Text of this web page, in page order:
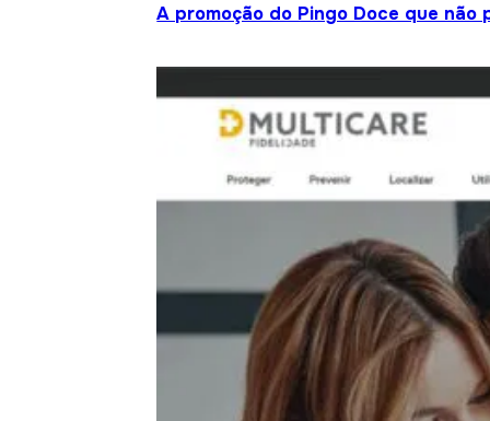
A promoção do Pingo Doce que